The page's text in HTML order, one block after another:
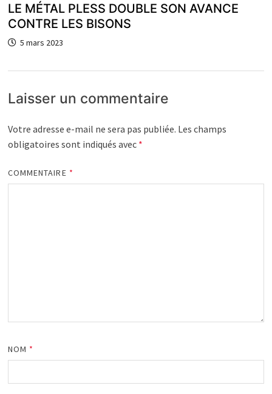
LE MÉTAL PLESS DOUBLE SON AVANCE
CONTRE LES BISONS
5 mars 2023
Laisser un commentaire
Votre adresse e-mail ne sera pas publiée. Les champs
obligatoires sont indiqués avec *
COMMENTAIRE *
NOM *